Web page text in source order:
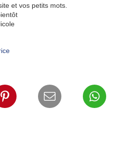
et vos petits mots.